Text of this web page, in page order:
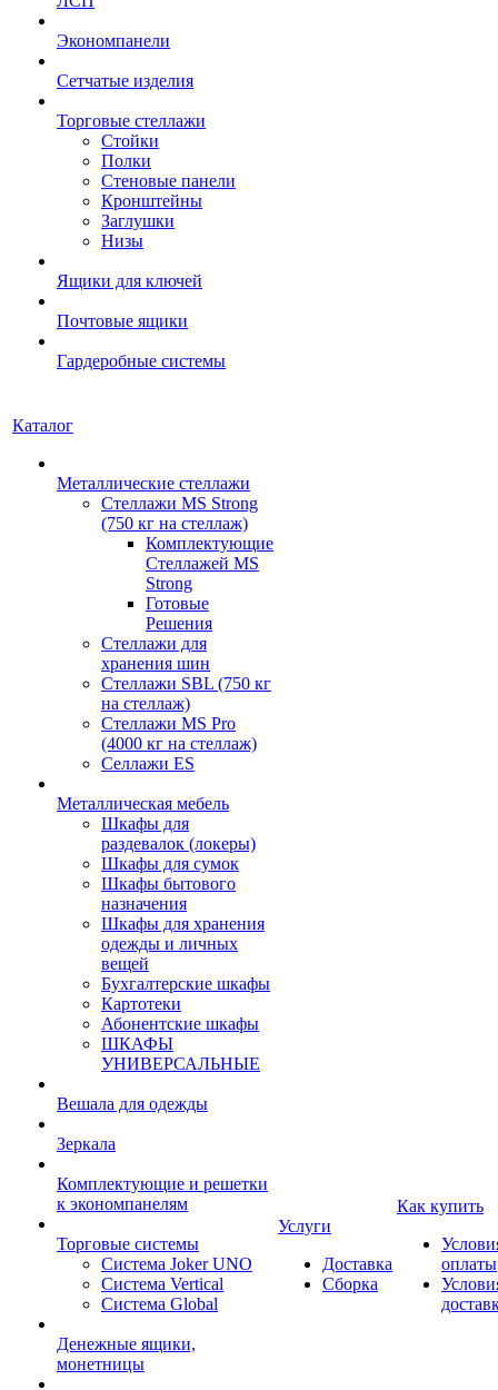
Экономпанели
Сетчатые изделия
Торговые стеллажи
Стойки
Полки
Стеновые панели
Кронштейны
Заглушки
Низы
Ящики для ключей
Почтовые ящики
Гардеробные системы
Каталог
Металлические стеллажи
Стеллажи MS Strong
(750 кг на стеллаж)
Комплектующие
Стеллажей MS
Strong
Готовые
Решения
Стеллажи для
хранения шин
Стеллажи SBL (750 кг
на стеллаж)
Стеллажи MS Pro
(4000 кг на стеллаж)
Селлажи ES
Металлическая мебель
Шкафы для
раздевалок (локеры)
Шкафы для сумок
Шкафы бытового
назначения
Шкафы для хранения
одежды и личных
вещей
Бухгалтерские шкафы
Картотеки
Абонентские шкафы
ШКАФЫ
УНИВЕРСАЛЬНЫЕ
Вешала для одежды
Зеркала
Комплектующие и решетки
к экономпанелям
Торговые системы
Система Joker UNO
Система Vertical
Система Global
Денежные ящики,
монетницы
Услуги
Доставка
Сборка
Как купить
оплаты